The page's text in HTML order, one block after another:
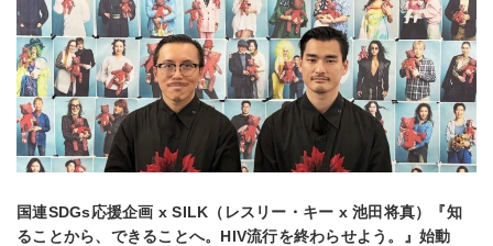
国連SDGs応援企画 x SILK（レスリー・キー x 池田将真）『知
ることから、できることへ。HIV流行を終わらせよう。』始動